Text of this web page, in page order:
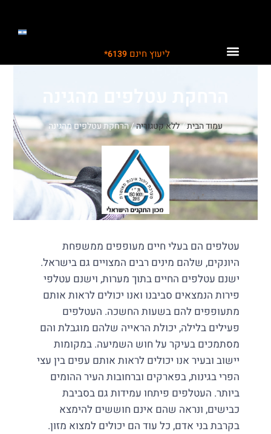
ליעוץ חינם6139*
הרחקת עטלפים מהגינה
עמוד הבית/ללא קטגוריה/ הרחקת עטלפים מהגינה
עטלפים הם בעלי חיים מעופפים ממשפחת
היונקים, שלהם מינים רבים המצויים גם בישראל.
ישנם עטלפים החיים בתוך מערות, וישנם עטלפי
פירות הנמצאים סביבנו ואנו יכולים לראות אותם
מתעופפים להם בשעות החשכה. העטלפים
פעילים בלילה, יכולת הראייה שלהם מוגבלת והם
מסתמכים בעיקר על חוש השמיעה. במקומות
יישוב ובעיר אנו יכולים לראות אותם עפים בין עצי
הפרי בגינות, בפארקים וברחובות העיר ההומים
ביותר. העטלפים פיתחו עמידות גם בסביבת
כבישים, ונראה שהם אינם חוששים להימצא
בקרבת בני אדם, כל עוד הם יכולים למצוא מזון.